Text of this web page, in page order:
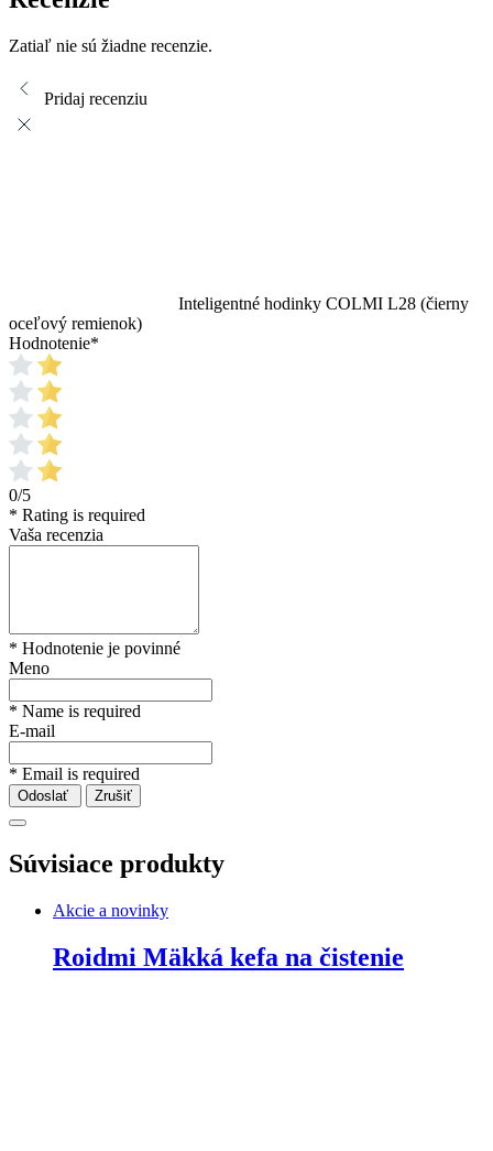
Zatiaľ nie sú žiadne recenzie.
Pridaj recenziu
Inteligentné hodinky COLMI L28 (čierny
oceľový remienok)
Hodnotenie*
0/5
* Rating is required
Vaša recenzia
* Hodnotenie je povinné
Meno
* Name is required
E-mail
* Email is required
Odoslať Zrušiť
Súvisiace produkty
Akcie a novinky
Roidmi Mäkká kefa na čistenie